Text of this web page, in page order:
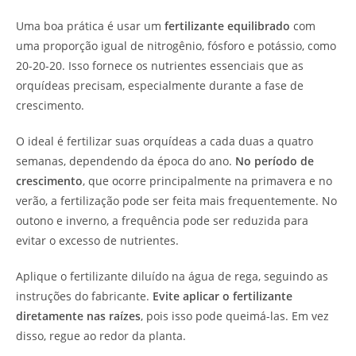
Uma boa prática é usar um fertilizante equilibrado com
uma proporção igual de nitrogênio, fósforo e potássio, como
20-20-20. Isso fornece os nutrientes essenciais que as
orquídeas precisam, especialmente durante a fase de
crescimento.
O ideal é fertilizar suas orquídeas a cada duas a quatro
semanas, dependendo da época do ano. No período de
crescimento, que ocorre principalmente na primavera e no
verão, a fertilização pode ser feita mais frequentemente. No
outono e inverno, a frequência pode ser reduzida para
evitar o excesso de nutrientes.
Aplique o fertilizante diluído na água de rega, seguindo as
instruções do fabricante. Evite aplicar o fertilizante
diretamente nas raízes, pois isso pode queimá-las. Em vez
disso, regue ao redor da planta.